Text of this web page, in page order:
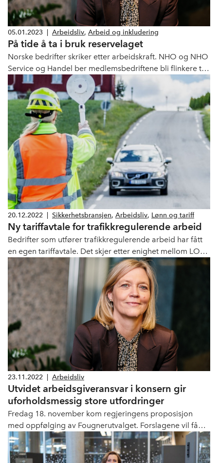
05.01.2023 Arbeidsliv, Arbeid og inkludering
På tide å ta i bruk reservelaget
Norske bedrifter skriker etter arbeidskraft. NHO og NHO
Service og Handel ber medlemsbedriftene bli flinkere til
å inkludere folk som står utenfor.
20.12.2022 Sikkerhetsbransjen, Arbeidsliv, Lønn og tariff
Ny tariffavtale for trafikkregulerende arbeid
Bedrifter som utfører trafikkregulerende arbeid har fått
en egen tariffavtale. Det skjer etter enighet mellom LO
og NHO, sammen med Norsk Arbeidsmandsforbund og
NHO Service og Handel.
23.11.2022 Arbeidsliv
Utvidet arbeidsgiveransvar i konsern gir
uforholdsmessig store utfordringer
Fredag 18. november kom regjeringens proposisjon
med oppfølging av Fougnerutvalget. Forslagene vil få
stor betydning for virksomhetene om det blir vedtatt i
Stortinget. NHO mener at forslagene vil påføre
bedriftene uforholdsmessig store praktiske utfordringer i